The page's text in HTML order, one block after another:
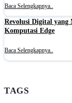
Baca Selengkapnya..
Revolusi Digital
Komputasi Edge
Baca Selengkapnya..
TAGS